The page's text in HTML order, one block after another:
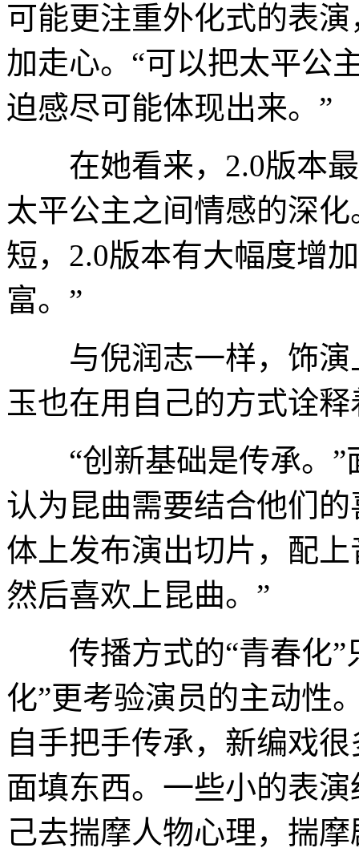
可能更注重外化式的表
加走心。“可以把太平公
迫感尽可能体现出来。”
在她看来，2.0版本最
太平公主之间情感的深
短，2.0版本有大幅度增
富。”
与倪润志一样，饰演
玉也在用自己的方式诠释
“创新基础是传承。”
认为昆曲需要结合他们
体上发布演出切片，配
然后喜欢上昆曲。”
传播方式的“青春化”
化”更考验演员的主动性
自手把手传承，新编戏
面填东西。一些小的表
己去揣摩人物心理，揣